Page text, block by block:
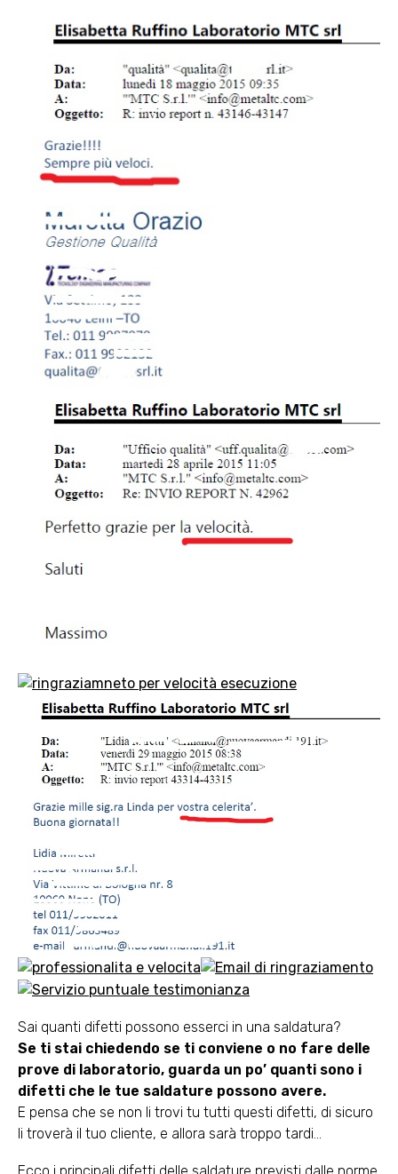
Sai quanti difetti possono esserci in una saldatura?
Se ti stai chiedendo se ti conviene o no fare delle
prove di laboratorio, guarda un po’ quanti sono i
difetti che le tue saldature possono avere.
E pensa che se non li trovi tu tutti questi difetti, di sicuro
li troverà il tuo cliente, e allora sarà troppo tardi…
Ecco i principali difetti delle saldature previsti dalle norme